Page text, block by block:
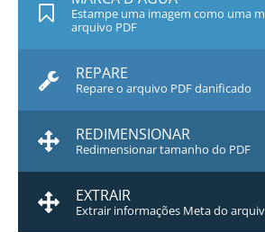
Estampe uma imagem como uma
arquivo PDF
REPARE
Repare o arquivo PDF danificado
REDIMENSIONAR
Redimensionar tamanho do PDF
EXTRAIR
Extrair informações Meta do